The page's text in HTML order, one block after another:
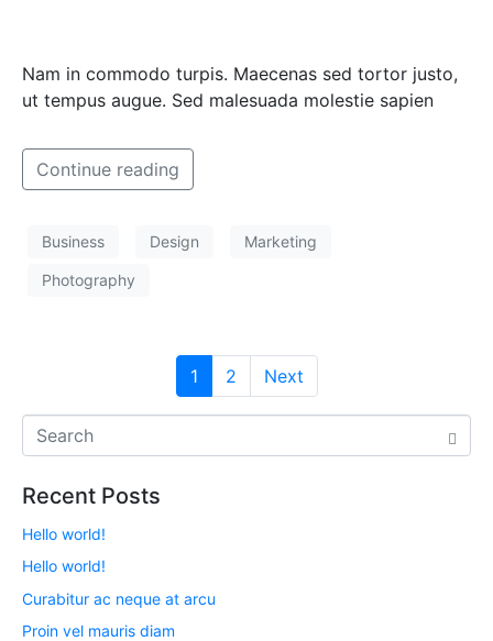
Nam in commodo turpis. Maecenas sed tortor justo,
ut tempus augue. Sed malesuada molestie sapien
Continue reading
Business Design Marketing
Photography
1 2 Next
Recent Posts
Hello world!
Hello world!
Curabitur ac neque at arcu
Proin vel mauris diam